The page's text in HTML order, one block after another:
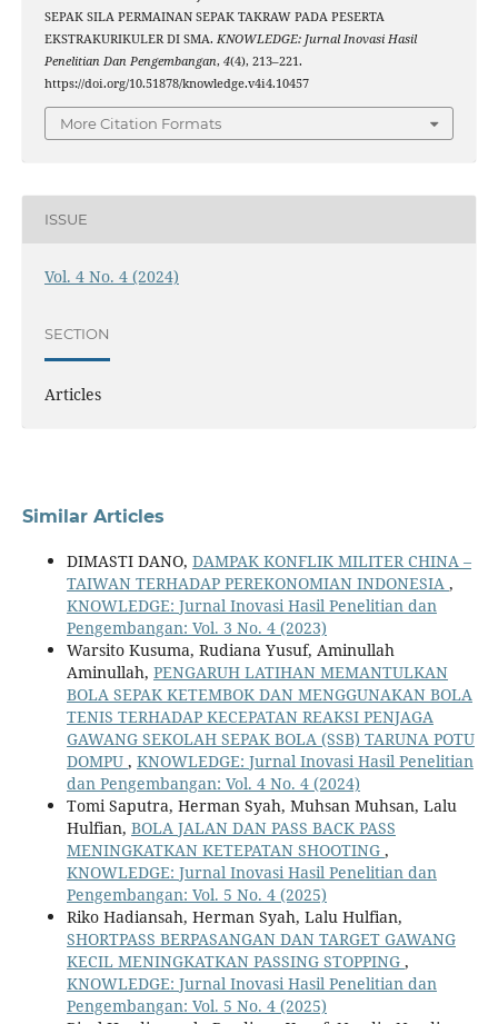
SEPAK SILA PERMAINAN SEPAK TAKRAW PADA PESERTA
EKSTRAKURIKULER DI SMA. KNOWLEDGE: Jurnal Inovasi Hasil
Penelitian Dan Pengembangan, 4(4), 213–221.
https://doi.org/10.51878/knowledge.v4i4.10457
More Citation Formats
ISSUE
Vol. 4 No. 4 (2024)
SECTION
Articles
Similar Articles
DIMASTI DANO, DAMPAK KONFLIK MILITER CHINA –
TAIWAN TERHADAP PEREKONOMIAN INDONESIA ,
KNOWLEDGE: Jurnal Inovasi Hasil Penelitian dan
Pengembangan: Vol. 3 No. 4 (2023)
Warsito Kusuma, Rudiana Yusuf, Aminullah
Aminullah, PENGARUH LATIHAN MEMANTULKAN
BOLA SEPAK KETEMBOK DAN MENGGUNAKAN BOLA
TENIS TERHADAP KECEPATAN REAKSI PENJAGA
GAWANG SEKOLAH SEPAK BOLA (SSB) TARUNA POTU
DOMPU , KNOWLEDGE: Jurnal Inovasi Hasil Penelitian
dan Pengembangan: Vol. 4 No. 4 (2024)
Tomi Saputra, Herman Syah, Muhsan Muhsan, Lalu
Hulfian, BOLA JALAN DAN PASS BACK PASS
MENINGKATKAN KETEPATAN SHOOTING ,
KNOWLEDGE: Jurnal Inovasi Hasil Penelitian dan
Pengembangan: Vol. 5 No. 4 (2025)
Riko Hadiansah, Herman Syah, Lalu Hulfian,
SHORTPASS BERPASANGAN DAN TARGET GAWANG
KECIL MENINGKATKAN PASSING STOPPING ,
KNOWLEDGE: Jurnal Inovasi Hasil Penelitian dan
Pengembangan: Vol. 5 No. 4 (2025)